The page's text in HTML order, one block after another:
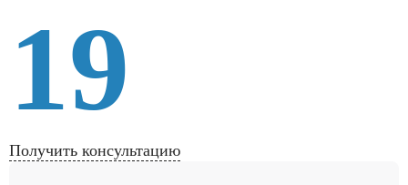
19
Получить консультацию